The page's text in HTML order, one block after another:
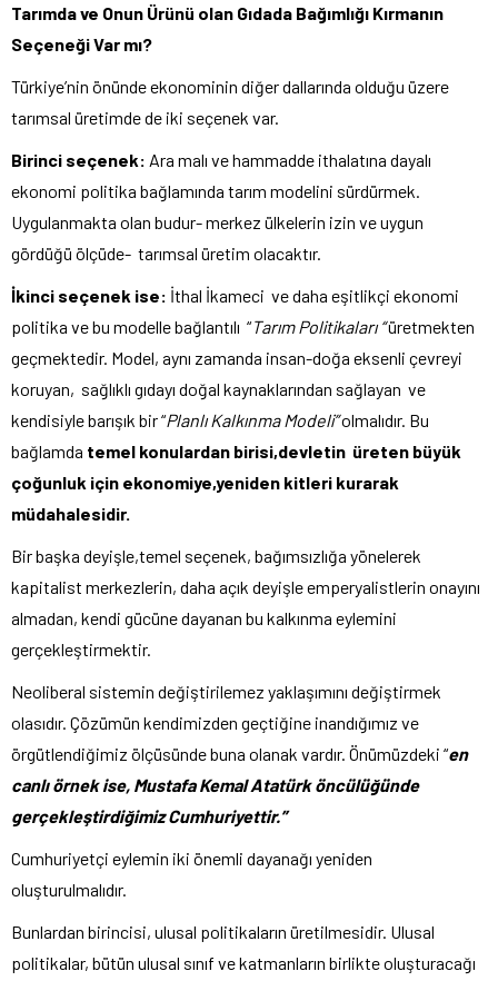
Tarımda ve Onun Ürünü olan Gıdada Bağımlığı Kırmanın
Seçeneği Var mı?
Türkiye’nin önünde ekonominin diğer dallarında olduğu üzere
tarımsal üretimde de iki seçenek var.
Birinci seçenek: Ara malı ve hammadde ithalatına dayalı
ekonomi politika bağlamında tarım modelini sürdürmek.
Uygulanmakta olan budur- merkez ülkelerin izin ve uygun
gördüğü ölçüde- tarımsal üretim olacaktır.
İkinci seçenek ise: İthal İkameci ve daha eşitlikçi ekonomi
politika ve bu modelle bağlantılı “Tarım Politikaları “üretmekten
geçmektedir. Model, aynı zamanda insan-doğa eksenli çevreyi
koruyan, sağlıklı gıdayı doğal kaynaklarından sağlayan ve
kendisiyle barışık bir “Planlı Kalkınma Modeli”olmalıdır. Bu
bağlamda temel konulardan birisi,devletin üreten büyük
çoğunluk için ekonomiye,yeniden kitleri kurarak
müdahalesidir.
Bir başka deyişle,temel seçenek, bağımsızlığa yönelerek
kapitalist merkezlerin, daha açık deyişle emperyalistlerin onayını
almadan, kendi gücüne dayanan bu kalkınma eylemini
gerçekleştirmektir.
Neoliberal sistemin değiştirilemez yaklaşımını değiştirmek
olasıdır. Çözümün kendimizden geçtiğine inandığımız ve
örgütlendiğimiz ölçüsünde buna olanak vardır. Önümüzdeki “en
canlı örnek ise, Mustafa Kemal Atatürk öncülüğünde
gerçekleştirdiğimiz Cumhuriyettir.”
Cumhuriyetçi eylemin iki önemli dayanağı yeniden
oluşturulmalıdır.
Bunlardan birincisi, ulusal politikaların üretilmesidir. Ulusal
politikalar, bütün ulusal sınıf ve katmanların birlikte oluşturacağı